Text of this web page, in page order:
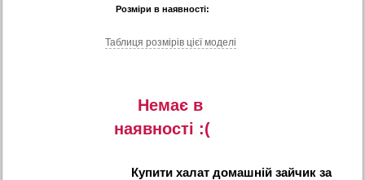
Розміри в наявності:
Таблиця розмiрiв цiєї моделi
Немає в
наявностi :(
Купити халат домашній зайчикза